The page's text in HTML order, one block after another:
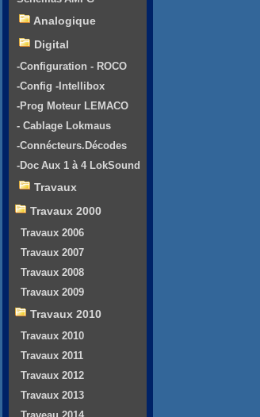
Analogique
Digital
-Configuration - ROCO
-Config -Intellibox
-Prog Moteur LEMACO
- Cablage Lokmaus
-Connécteurs.Décodes
-Doc Aux 1 à 4 LokSound
Travaux
Travaux 2000
Travaux 2006
Travaux 2007
Travaux 2008
Travaux 2009
Travaux 2010
Travaux 2010
Travaux 2011
Travaux 2012
Travaux 2013